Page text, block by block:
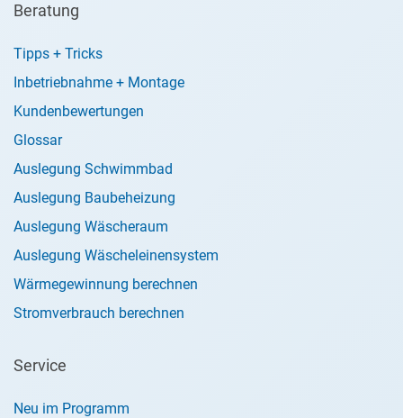
Beratung
Tipps + Tricks
Inbetriebnahme + Montage
Kundenbewertungen
Glossar
Auslegung Schwimmbad
Auslegung Baubeheizung
Auslegung Wäscheraum
Auslegung Wäscheleinensystem
Wärmegewinnung berechnen
Stromverbrauch berechnen
Service
Neu im Programm